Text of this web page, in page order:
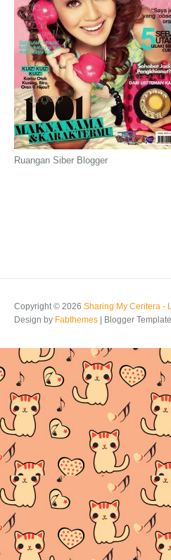
Ruangan Siber Blogger
Copyright © 2026 Sharing My Ceritera -
Design by Fabthemes | Blogger